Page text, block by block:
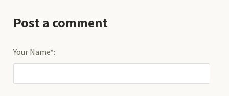
Post a comment
Your Name*: